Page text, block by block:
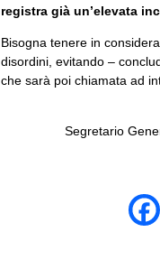
registra già un’elevata
Bisogna tenere in
disordini, evitando –
che sarà poi chiamata ad
Segretario